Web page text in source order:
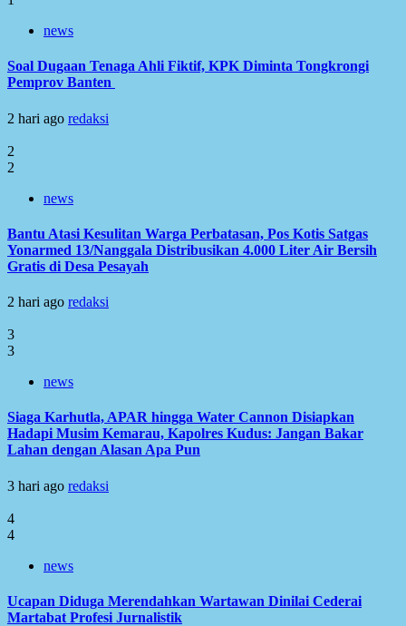
news
Soal Dugaan Tenaga Ahli Fiktif, KPK Diminta Tongkrongi
Pemprov Banten
2 hari ago redaksi
2
2
news
Bantu Atasi Kesulitan Warga Perbatasan, Pos Kotis Satgas
Yonarmed 13/Nanggala Distribusikan 4.000 Liter Air Bersih
Gratis di Desa Pesayah
2 hari ago redaksi
3
3
news
Siaga Karhutla, APAR hingga Water Cannon Disiapkan
Hadapi Musim Kemarau, Kapolres Kudus: Jangan Bakar
Lahan dengan Alasan Apa Pun
3 hari ago redaksi
4
4
news
Ucapan Diduga Merendahkan Wartawan Dinilai Cederai
Martabat Profesi Jurnalistik